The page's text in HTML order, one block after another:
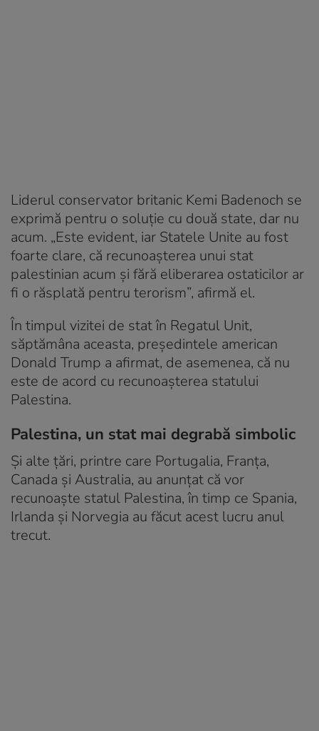
Liderul conservator britanic Kemi Badenoch se
exprimă pentru o soluție cu două state, dar nu
acum. „Este evident, iar Statele Unite au fost
foarte clare, că recunoaşterea unui stat
palestinian acum şi fără eliberarea ostaticilor ar
fi o răsplată pentru terorism”, afirmă el.
În timpul vizitei de stat în Regatul Unit,
săptămâna aceasta, preşedintele american
Donald Trump a afirmat, de asemenea, că nu
este de acord cu recunoaşterea statului
Palestina.
Palestina, un stat mai degrabă simbolic
Și alte țări, printre care Portugalia, Franţa,
Canada şi Australia, au anunțat că vor
recunoaşte statul Palestina, în timp ce Spania,
Irlanda şi Norvegia au făcut acest lucru anul
trecut.